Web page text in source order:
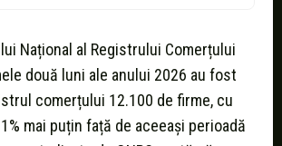
Național al Registrului Comerțului
două luni ale anului 2026 au fost
comerțului 12.100 de firme, cu
mai puțin față de aceeași perioadă